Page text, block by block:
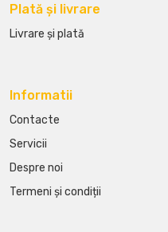
Plată și livrare
Livrare și plată
Informatii
Contacte
Servicii
Despre noi
Termeni și condiții